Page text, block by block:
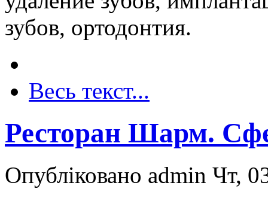
зубов, ортодонтия.
Весь текст...
Ресторан Шарм.
Опубліковано admin Чт,